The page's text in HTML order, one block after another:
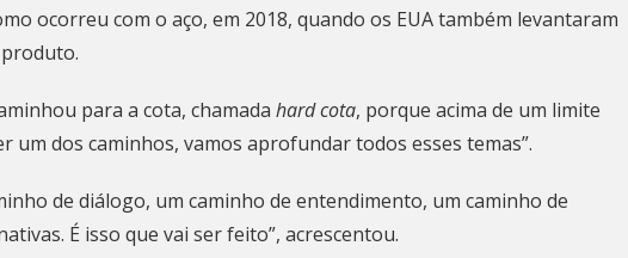
ocorreu com o aço, em 2018, quando os EUA também levantaram
para a cota, chamada hard cota, porque acima de um limite
um dos caminhos, vamos aprofundar todos esses temas”.
de diálogo, um caminho de entendimento, um caminho de
É isso que vai ser feito”, acrescentou.